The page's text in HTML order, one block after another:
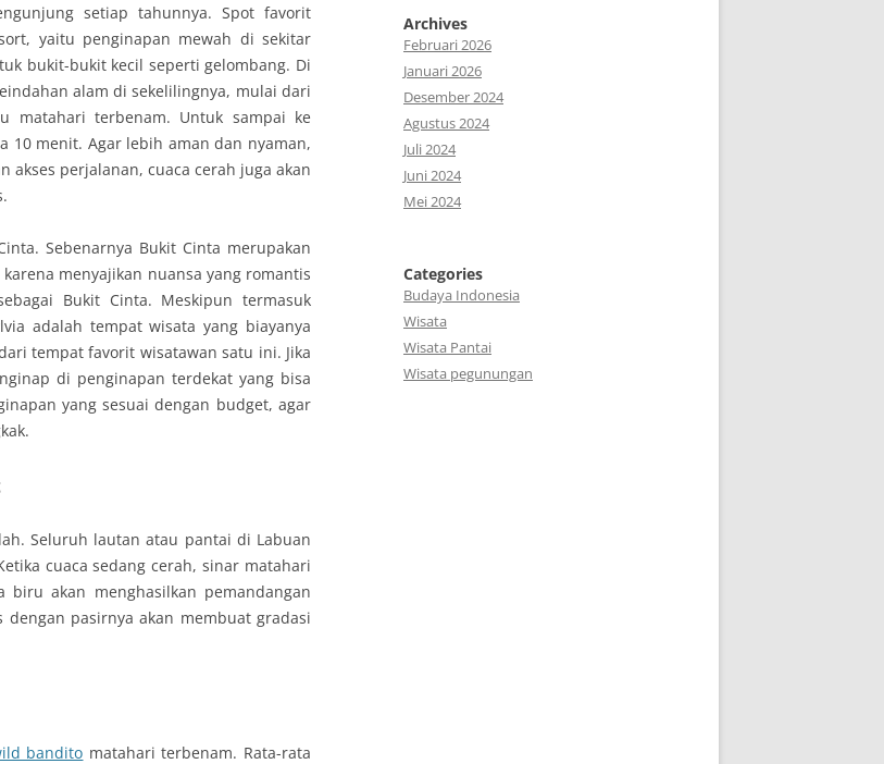
setiap tahunnya. Spotfavorit
yaitu penginapan mewah di sekitar
bukit-bukit kecil seperti gelombang. Di
alam di sekelilingnya, mulai dari
matahari terbenam. Untuk sampai ke
10 menit. Agar lebih aman dan nyaman,
akses perjalanan, cuaca cerah juga akan
Sebenarnya Bukit Cinta merupakan
menyajikan nuansa yang romantis
Bukit Cinta. Meskipun termasuk
adalah tempat wisata yang biayanya
tempat favorit wisatawan satu ini. Jika
di penginapan terdekat yang bisa
yang sesuai dengan budget, agar
Seluruh lautan atau pantai di Labuan
cuaca sedang cerah, sinar matahari
akan menghasilkan pemandangan
pasirnya akan membuat gradasi
bandito matahari terbenam. Rata-rata
Archives
Februari 2026
Januari 2026
Desember 2024
Agustus 2024
Juli 2024
Juni 2024
Mei 2024
Categories
Budaya Indonesia
Wisata
Wisata Pantai
Wisata pegunungan